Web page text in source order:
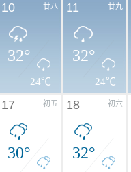
廿八
10
32°
24℃
廿九
11
32°
24℃
初五
17
30°
初六
18
32°